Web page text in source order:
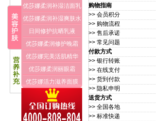
购物指南
>> 会员积分
>> 购物流程
>> 售后承诺
>> 常见问题
付款方式
>> 银行转账
>> 在线支付
>> 货到付款
>> 隐私申明
送货方式
>> 全国各地
>> 标准快递
优莎娜柔润补湿洁面乳
优莎娜柔润补湿爽肤水
日间修护抗晒乳液
优莎娜柔润修护晚霜
优莎娜完美活肌精华
优莎娜柔润丽眼霜
优莎娜活力滋养面膜